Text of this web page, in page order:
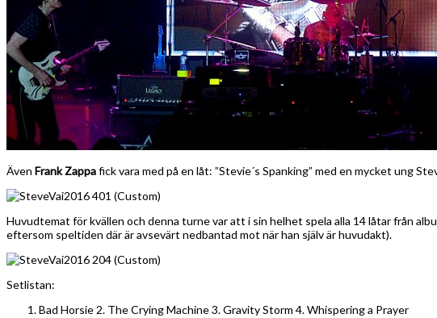
Även Frank Zappafick vara med på en låt: ”Stevie´s Spanking” med en mycket ung
Huvudtemat för kvällen och denna turne var att i sin helhet spela alla 14 låtar från
eftersom speltiden där är avsevärt nedbantad mot när han själv är huvudakt).
Setlistan:
Bad Horsie 2. The Crying Machine 3. Gravity Storm 4. Whispering a Prayer